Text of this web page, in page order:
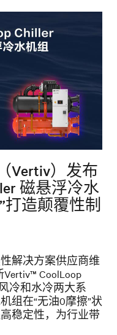
Vertiv）发布
磁悬浮冷水
打造颠覆性制
解决方案供应商维
CoolLoop
冷和水冷两大系
组在“无油0摩擦”状
稳定性，为行业带